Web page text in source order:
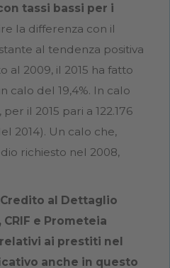
tassi bassi per i
la differenza con il
al tendenza positiva
al 2009, il 2015 ha fatto
calo del 19,4%. In calo
il 2015 pari a 122.176
2014). Un calo che,
richiesto nel 2008,
al Dettaglio
e Prometeia
ai prestiti nel
anche in questo